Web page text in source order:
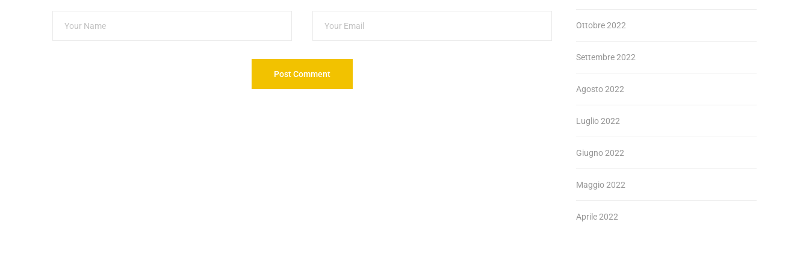
Ottobre 2022
Settembre 2022
Agosto 2022
Luglio 2022
Giugno 2022
Maggio 2022
Aprile 2022